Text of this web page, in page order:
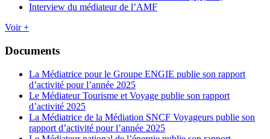
Interview du médiateur de l’AMF
Voir +
Documents
La Médiatrice pour le Groupe ENGIE publie son rapport
d’activité pour l’année 2025
Le Médiateur Tourisme et Voyage publie son rapport
d’activité 2025
La Médiatrice de la Médiation SNCF Voyageurs publie son
rapport d’activité pour l’année 2025